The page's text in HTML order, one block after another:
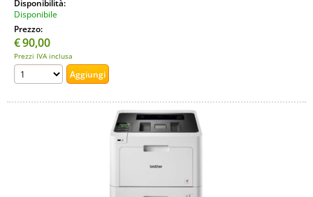
Disponibilità:
Disponibile
Prezzo:
€90,00
Prezzi IVA inclusa